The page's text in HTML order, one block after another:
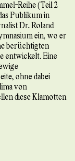
Reihe (Teil 2
Publikum in
Dr. Roland
ein, wo er
berüchtigten
entwickelt. Eine
ohne dabei
von
diese Klamotten